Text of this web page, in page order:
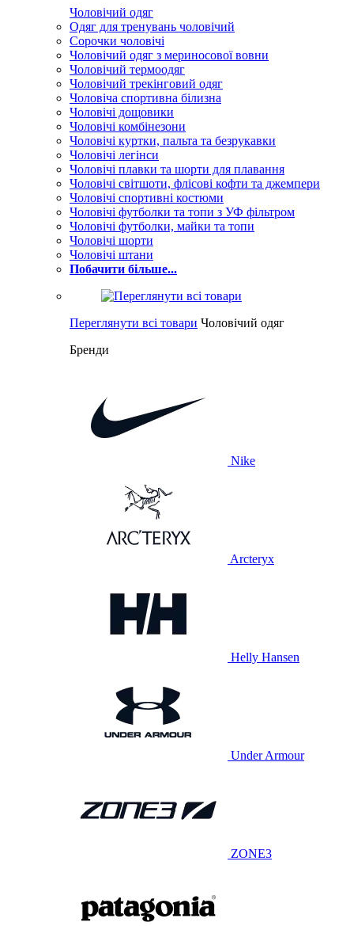
Чоловічий одяг
Одяг для тренувань чоловічий
Сорочки чоловічі
Чоловічий одяг з мериносової вовни
Чоловічий термоодяг
Чоловічий трекінговий одяг
Чоловіча спортивна білизна
Чоловічі дощовики
Чоловічі комбінезони
Чоловічі куртки, пальта та безрукавки
Чоловічі легінси
Чоловічі плавки та шорти для плавання
Чоловічі світшоти, флісові кофти та джемпери
Чоловічі спортивні костюми
Чоловічі футболки та топи з УФ фільтром
Чоловічі футболки, майки та топи
Чоловічі шорти
Чоловічі штани
Побачити більше...
Переглянути всі товари Чоловічий одяг
Бренди
Nike
Arcteryx
Helly Hansen
Under Armour
ZONE3